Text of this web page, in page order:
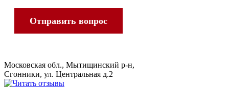
Отправить вопрос
Московская обл., Мытищинский р-н,
Сгонники, ул. Центральная д.2